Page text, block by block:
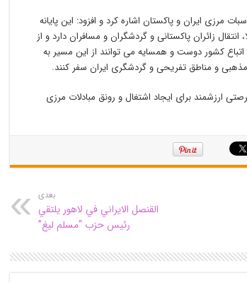
مرزی ایران و پاکستان اشاره کرد و افزود: این پایانه
زائران پاکستانی و گردشگران و مسافران دارد و از
بندر گوادر پاکستان ۹۰ کیلومتر است اتباع کشور دوست و همسایه می توانند از این مسیر به
و مناطق تفریحی و گردشگری ایران سفر کنند.
ارزشمند برای ایجاد اشتغال و رونق مبادلات مرزی
بعدی
القنصل الايراني في لاهور يلتقي
رئيس حزب “مسلم ليغ”